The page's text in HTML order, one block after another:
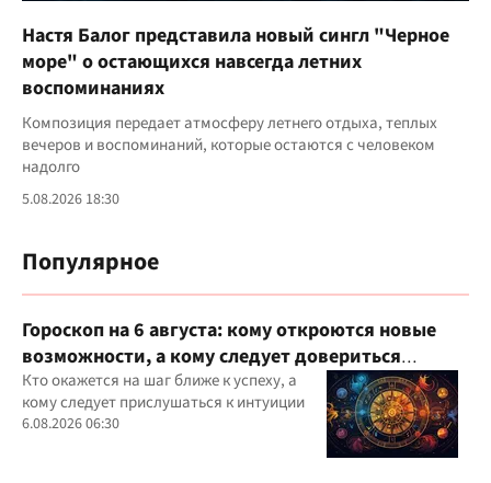
Настя Балог представила новый сингл "Черное
море" о остающихся навсегда летних
воспоминаниях
Композиция передает атмосферу летнего отдыха, теплых
вечеров и воспоминаний, которые остаются с человеком
надолго
5.08.2026 18:30
Популярное
Гороскоп на 6 августа: кому откроются новые
возможности, а кому следует довериться
интуиции
Кто окажется на шаг ближе к успеху, а
кому следует прислушаться к интуиции
6.08.2026 06:30